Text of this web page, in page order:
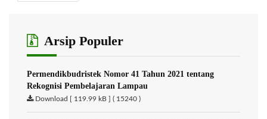
Arsip Populer
Permendikbudristek Nomor 41 Tahun 2021 tentang
Rekognisi Pembelajaran Lampau
Download [ 119.99 kB ] ( 15240 )